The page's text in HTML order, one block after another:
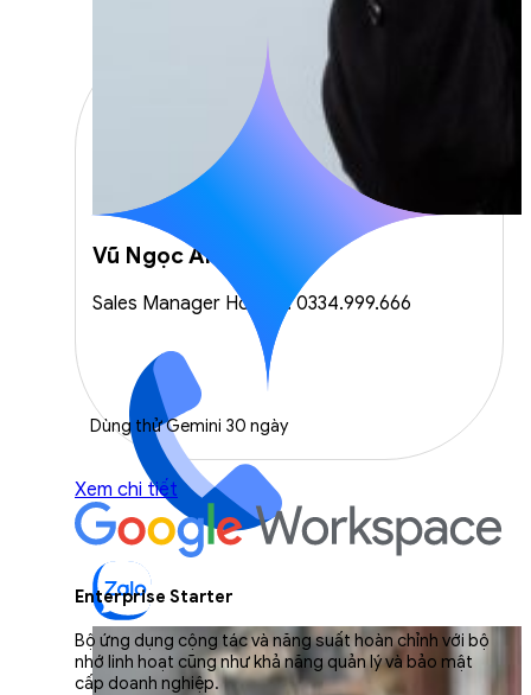
Vũ Ngọc Anh
Sales Manager Hotline: 0334.999.666
Dùng thử Gemini 30 ngày
Xem chi tiết
Enterprise Starter
Bộ ứng dụng cộng tác và năng suất hoàn chỉnh với bộ
nhớ linh hoạt cũng như khả năng quản lý và bảo mật
cấp doanh nghiệp.